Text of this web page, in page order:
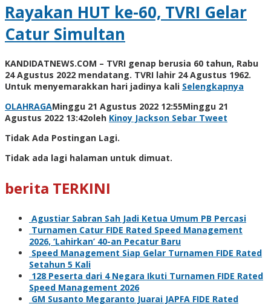
Rayakan HUT ke-60, TVRI Gelar
Catur Simultan
KANDIDATNEWS.COM – TVRI genap berusia 60 tahun, Rabu
24 Agustus 2022 mendatang. TVRI lahir 24 Agustus 1962.
Untuk menyemarakkan hari jadinya kali Selengkapnya
OLAHRAGAMinggu 21 Agustus 2022 12:55Minggu 21
Agustus 2022 13:42oleh Kinoy Jackson Sebar Tweet
Tidak Ada Postingan Lagi.
Tidak ada lagi halaman untuk dimuat.
berita TERKINI
Agustiar Sabran Sah Jadi Ketua Umum PB Percasi
Turnamen Catur FIDE Rated Speed Management
2026, ‘Lahirkan’ 40-an Pecatur Baru
Speed Management Siap Gelar Turnamen FIDE Rated
Setahun 5 Kali
128 Peserta dari 4 Negara Ikuti Turnamen FIDE Rated
Speed Management 2026
GM Susanto Megaranto Juarai JAPFA FIDE Rated